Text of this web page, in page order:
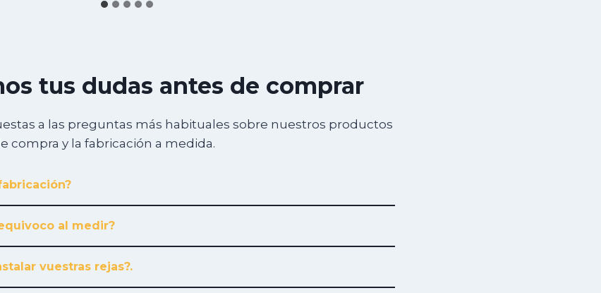
tus dudas antes de comprar
a las preguntas más habituales sobre nuestros productos
compra y la fabricación a medida.
al medir?
vuestras rejas?.